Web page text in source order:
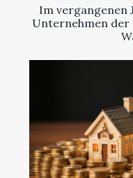
Im vergangenen
Unternehmen